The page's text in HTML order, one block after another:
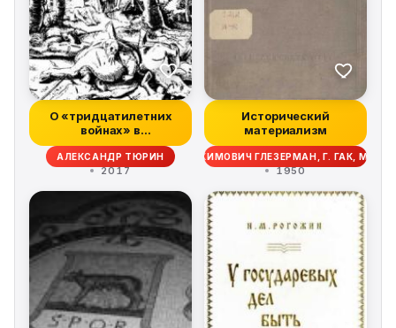
О «тридцатилетних
войнах» в
историческом
ландшафте
АЛЕКСАНДР ТЮРИН
2017
Исторический
материализм
КОНСТАНТИНОВ, ГРИГОРИЙ ЕРУХИМОВИЧ ГЛЕЗЕРМАН, Г. ГАК,
1950